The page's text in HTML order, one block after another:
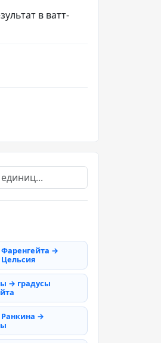
в ватт-
Фаренгейта →
→ градусы
Ранкина →